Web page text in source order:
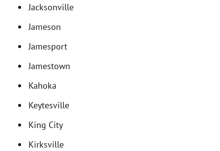
Jacksonville
Jameson
Jamesport
Jamestown
Kahoka
Keytesville
King City
Kirksville